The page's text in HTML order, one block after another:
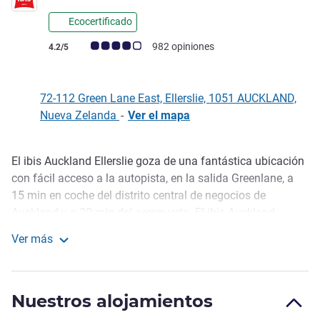
Ecocertificado
Nota de clientes de Avis (Clasificación de ALL)
4.2/5 982 opiniones
72-112 Green Lane East, Ellerslie, 1051 AUCKLAND,
Nueva Zelanda - Ver el mapa
Descripción
El ibis Auckland Ellerslie goza de una fantástica ubicación
con fácil acceso a la autopista, en la salida Greenlane, a
15 min en coche del distrito central de negocios de
contiguo hotel de 4 estrellas y media Novotel Auckland
de conferencias, un gimnasio completo y aparcamiento.
Ver más
Nuestros alojamientos